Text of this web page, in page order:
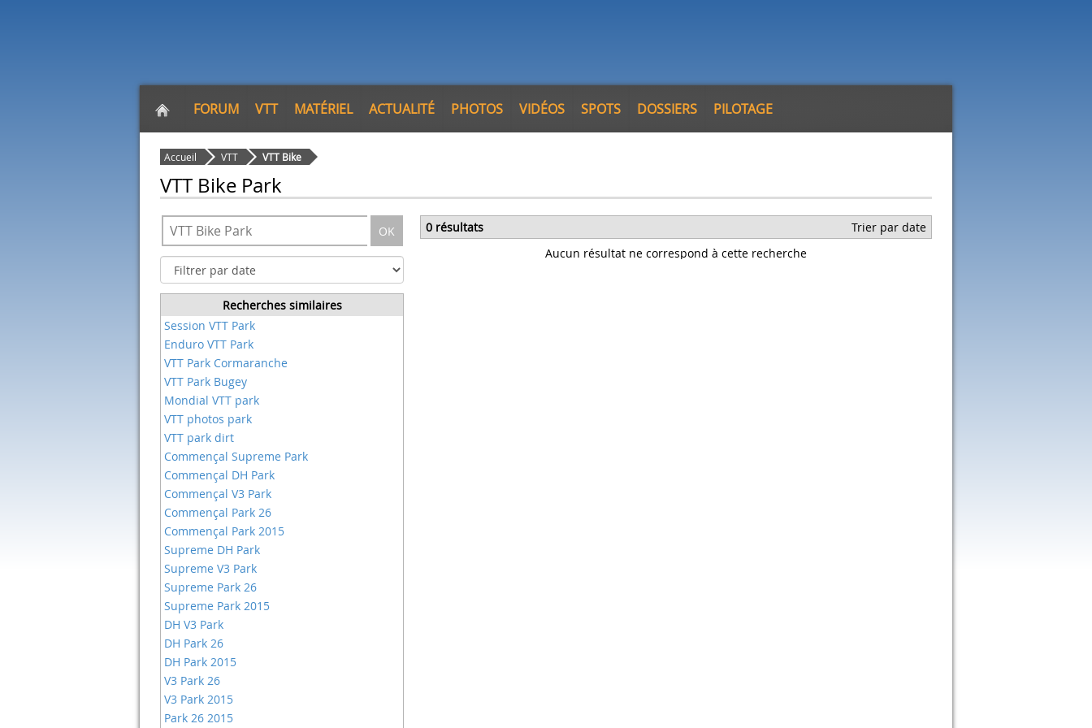
FORUM VTT MATÉRIEL ACTUALITÉ PHOTOS VIDÉOS SPOTS DOSSIERS PILOTAGE
Accueil VTT VTT Bike
VTT Bike Park
OK
Recherches similaires
Session VTT Park
Enduro VTT Park
VTT Park Cormaranche
VTT Park Bugey
Mondial VTT park
VTT photos park
VTT park dirt
Commençal Supreme Park
Commençal DH Park
Commençal V3 Park
Commençal Park 26
Commençal Park 2015
Supreme DH Park
Supreme V3 Park
Supreme Park 26
Supreme Park 2015
DH V3 Park
DH Park 26
DH Park 2015
V3 Park 26
V3 Park 2015
Park 26 2015
0 résultats
Trier par date
Aucun résultat ne correspond à cette recherche